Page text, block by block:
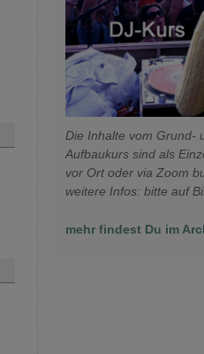
Die Inhalte vom Grund-
Aufbaukurs sind als
vor Ort oder via Zoom
weitere Infos: bitte auf
mehr findest Du im